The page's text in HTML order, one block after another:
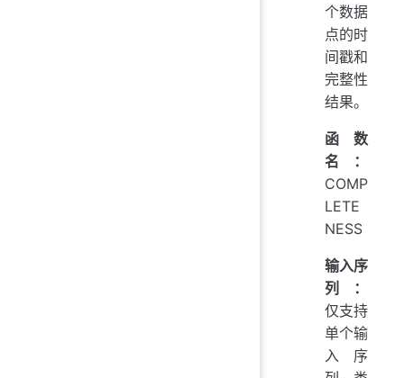
个数据
点的时
间戳和
完整性
结果。
函数
名：
COMP
LETE
NESS
输入序
列：
仅支持
单个输
入序